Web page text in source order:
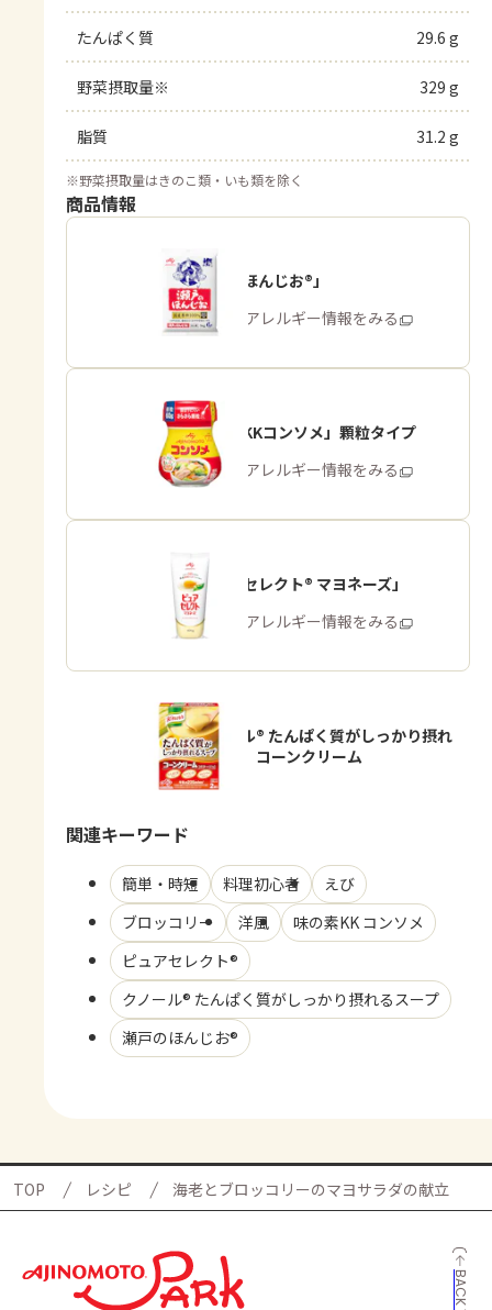
たんぱく質 29.6 g
野菜摂取量※ 329 g
脂質 31.2 g
※野菜摂取量はきのこ類・いも類を除く
商品情報
「瀬戸のほんじお®」
商品・アレルギー情報をみる
「味の素KKコンソメ」顆粒タイプ
商品・アレルギー情報をみる
「ピュアセレクト® マヨネーズ」
商品・アレルギー情報をみる
「クノール® たんぱく質がしっかり摂れ
るスープ」コーンクリーム
関連キーワード
簡単・時短 料理初心者
えび
ブロッコリー
洋風
味の素KK コンソメ
ピュアセレクト®
クノール® たんぱく質がしっかり摂れるスープ
瀬戸のほんじお®
TOP レシピ 海老とブロッコリーのマヨサラダの献立